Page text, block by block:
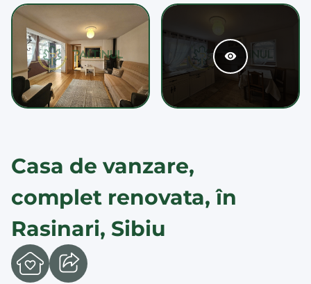
Casa de vanzare,
complet renovata, în
Rasinari, Sibiu